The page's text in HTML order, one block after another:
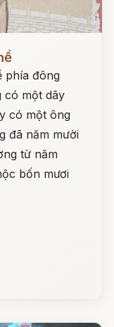
phía đông
có một dãy
có một ông
đã năm mười
từ năm
bốn mươi